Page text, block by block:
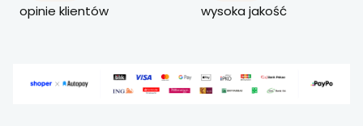
opinie klientów wysoka jakość